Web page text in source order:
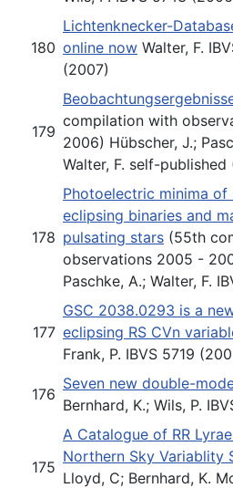
180
Lichtenknecker-
online now Walter, F.
(2007)
179
compilation with
2006) Hübscher, J.;
Walter, F. self-published
178
Photoelectric minima of
eclipsing binaries and
pulsating stars (55th
observations 2005 -
Paschke, A.; Walter, F.
177
GSC 2038.0293 is a
eclipsing RS CVn
Frank, P. IBVS 5719
176
Seven new double-
Bernhard, K.; Wils, P.
175
A Catalogue of RR
Northern Sky Variablity
Lloyd, C; Bernhard, K.